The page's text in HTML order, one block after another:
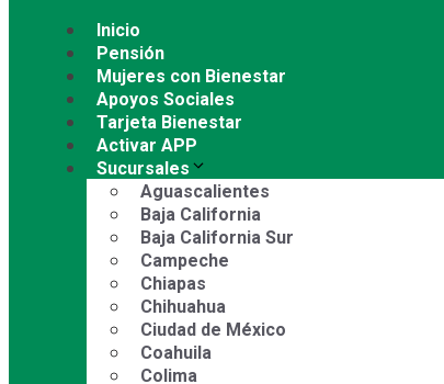
Inicio
Pensión
Mujeres con Bienestar
Apoyos Sociales
Tarjeta Bienestar
Activar APP
Sucursales
Aguascalientes
Baja California
Baja California Sur
Campeche
Chiapas
Chihuahua
Ciudad de México
Coahuila
Colima